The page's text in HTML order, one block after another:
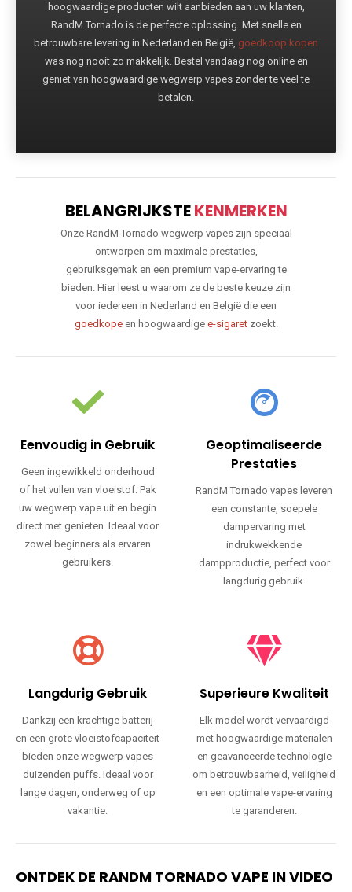
hoogwaardige producten wilt aanbieden aan uw klanten,
RandM Tornado is de perfecte oplossing. Met snelle en
betrouwbare levering in Nederland en België, goedkoop kopen
was nog nooit zo makkelijk. Bestel vandaag nog online en
geniet van hoogwaardige wegwerp vapes zonder te veel te
betalen.
BELANGRIJKSTEKENMERKEN
Onze RandM Tornado wegwerp vapes zijn speciaal
ontworpen om maximale prestaties,
gebruiksgemak en een premium vape-ervaring te
bieden. Hier leest u waarom ze de beste keuze zijn
voor iedereen in Nederland en België die een
goedkopeen hoogwaardige e-sigaretzoekt.
Eenvoudig in Gebruik
Geen ingewikkeld onderhoud
of het vullen van vloeistof. Pak
uw wegwerp vape uit en begin
direct met genieten. Ideaal voor
zowel beginners als ervaren
gebruikers.
Geoptimaliseerde
Prestaties
RandM Tornado vapes leveren
een constante, soepele
dampervaring met
indrukwekkende
dampproductie, perfect voor
langdurig gebruik.
Langdurig Gebruik
Dankzij een krachtige batterij
en een grote vloeistofcapaciteit
bieden onze wegwerp vapes
duizenden puffs. Ideaal voor
lange dagen, onderweg of op
vakantie.
Superieure Kwaliteit
Elk model wordt vervaardigd
met hoogwaardige materialen
en geavanceerde technologie
om betrouwbaarheid, veiligheid
en een optimale vape-ervaring
te garanderen.
ONTDEK DE RANDM TORNADO VAPE IN VIDEO